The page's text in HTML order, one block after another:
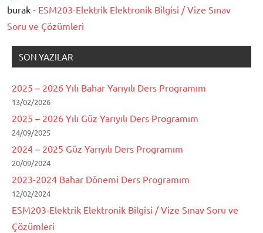
burak - ESM203-Elektrik Elektronik Bilgisi / Vize Sınav
Soru ve Çözümleri
SON YAZILAR
2025 – 2026 Yılı Bahar Yarıyılı Ders Programım
13/02/2026
2025 – 2026 Yılı Güz Yarıyılı Ders Programım
24/09/2025
2024 – 2025 Güz Yarıyılı Ders Programım
20/09/2024
2023-2024 Bahar Dönemi Ders Programım
12/02/2024
ESM203-Elektrik Elektronik Bilgisi / Vize Sınav Soru ve
Çözümleri